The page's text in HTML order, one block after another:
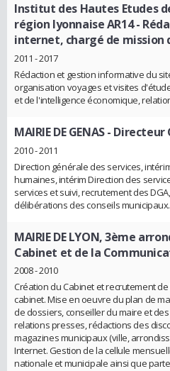
Institut des Hautes Etudes
région lyonnaise AR14-
internet, chargé de mission
2011 - 2017
Rédaction et gestion informative du
organisation voyages et visites
et de l'intelligence économique,
MAIRIE DE GENAS- Directeur
2010 - 2011
Direction générale des services,
humaines, intérim Direction des
services et suivi, recrutement des
délibérations des conseils
MAIRIE DE LYON, 3ème
Cabinet et de la
2008 - 2010
Création du Cabinet et recrutement
cabinet. Mise en oeuvre du plan de
de dossiers, conseiller du maire et
relations presses, rédactions des
magazines municipaux (ville,
Internet. Gestion de la cellule
nationale et municipale ainsi que